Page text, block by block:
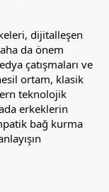
dijitalleşen
da önem
çatışmaları ve
ortam, klasik
teknolojik
erkeklerin
bağ kurma